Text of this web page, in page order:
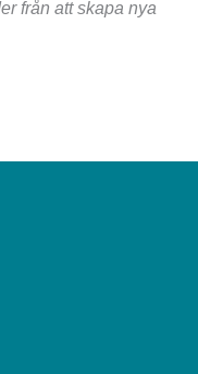
från att skapa nya